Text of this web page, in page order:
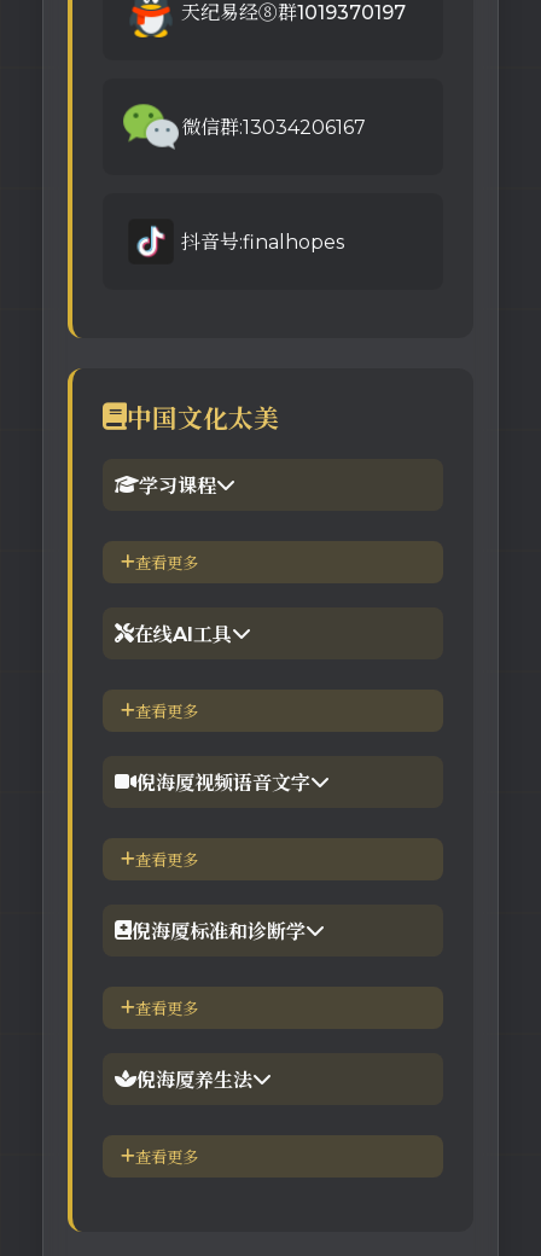
天纪易经⑧群1019370197
微信群:13034206167
抖音号:finalhopes
中国文化太美
学习课程
1.倪海厦官网备份版
查看更多
在线AI工具
【工具】紫微斗数命理分析
查看更多
倪海厦视频语音文字
【视频】倪海厦-针灸大成
查看更多
倪海厦标准和诊断学
倪海厦简介-传奇人生
查看更多
倪海厦养生法
五脏逼毒法和易筋经
查看更多